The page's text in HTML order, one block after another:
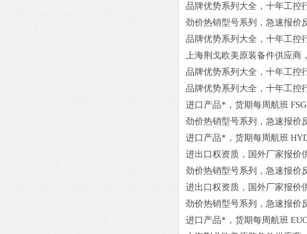
品牌优势系列大全，十年工控
劲价热销型号系列，急速报价
品牌优势系列大全，十年工控
上海荆戈欧美原装备件供应商
品牌优势系列大全，十年工控
品牌优势系列大全，十年工控
进口产品*，货期每周航班
劲价热销型号系列，急速报价
进口产品*，货期每周航班
进出口权资质，国外厂家报价
劲价热销型号系列，急速报价
进出口权资质，国外厂家报价
劲价热销型号系列，急速报价
进口产品*，货期每周航班